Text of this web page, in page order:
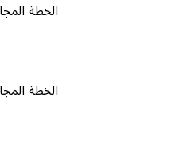
الخطة المجانية ٠
الخطة المجانية ٠